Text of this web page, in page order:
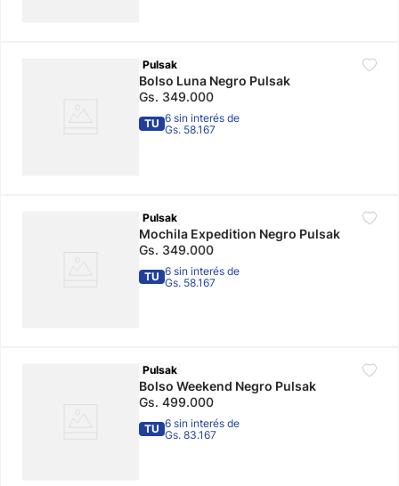
Pulsak
Bolso Luna Negro Pulsak
Gs. 349.000
TU 6 sin interés de
Gs. 58.167
Pulsak
Mochila Expedition Negro Pulsak
Gs. 349.000
TU 6 sin interés de
Gs. 58.167
Pulsak
Bolso Weekend Negro Pulsak
Gs. 499.000
TU 6 sin interés de
Gs. 83.167